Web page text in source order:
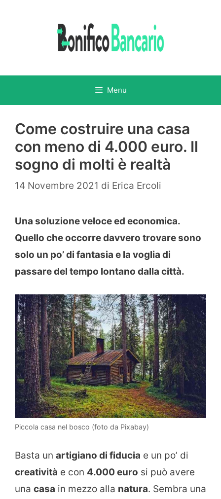
Menu
Come costruire una casa
con meno di 4.000 euro. Il
sogno di molti è realtà
14 Novembre 2021 di Erica Ercoli
Una soluzione veloce ed economica.
Quello che occorre davvero trovare sono
solo un po’ di fantasia e la voglia di
passare del tempo lontano dalla città.
Piccola casa nel bosco (foto da Pixabay)
Basta un artigiano di fiducia e un po’ di
creatività e con 4.000 euro si può avere
una casa in mezzo alla natura. Sembra una